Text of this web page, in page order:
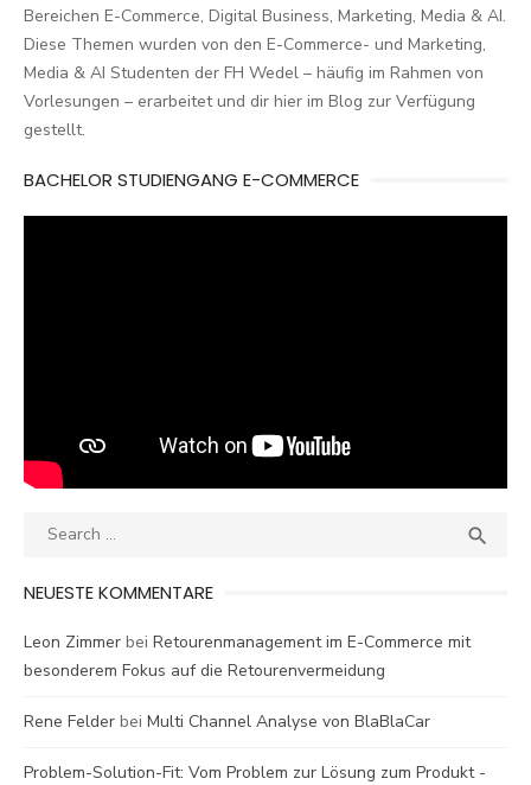
Bereichen E-Commerce, Digital Business, Marketing, Media & AI.
Diese Themen wurden von den E-Commerce- und Marketing,
Media & AI Studenten der FH Wedel – häufig im Rahmen von
Vorlesungen – erarbeitet und dir hier im Blog zur Verfügung
gestellt.
BACHELOR STUDIENGANG E-COMMERCE
Search

NEUESTE KOMMENTARE
Leon Zimmer bei Retourenmanagement im E-Commerce mit
besonderem Fokus auf die Retourenvermeidung
Rene Felder bei Multi Channel Analyse von BlaBlaCar
Problem-Solution-Fit: Vom Problem zur Lösung zum Produkt -